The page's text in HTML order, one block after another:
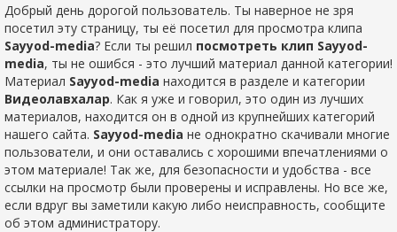
Добрый день дорогой пользователь. Ты наверное не зря
посетил эту страницу, ты её посетил для просмотра клипа
Sayyod-media? Если ты решил посмотреть клип Sayyod-
media, ты не ошибся - это лучший материал данной категории!
Материал Sayyod-media находится в разделе и категории
Видеолавхалар. Как я уже и говорил, это один из лучших
материалов, находится он в одной из крупнейших категорий
нашего сайта. Sayyod-media не однократно скачивали многие
пользователи, и они оставались с хорошими впечатлениями о
этом материале! Так же, для безопасности и удобства - все
ссылки на просмотр были проверены и исправлены. Но все же,
если вдруг вы заметили какую либо неисправность, сообщите
об этом администратору.